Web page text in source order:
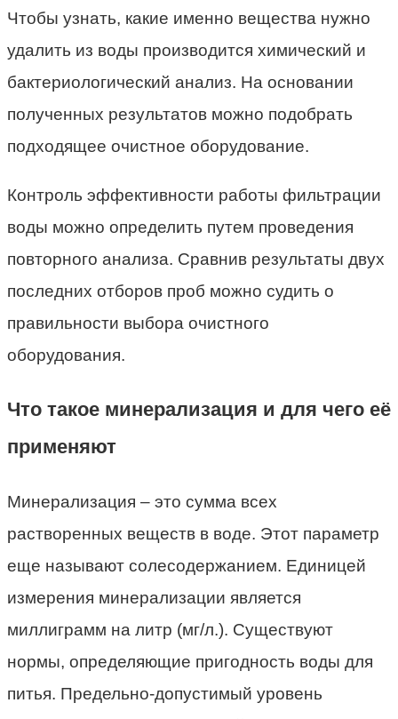
Чтобы узнать, какие именно вещества нужно
удалить из воды производится химический и
бактериологический анализ. На основании
полученных результатов можно подобрать
подходящее очистное оборудование.
Контроль эффективности работы фильтрации
воды можно определить путем проведения
повторного анализа. Сравнив результаты двух
последних отборов проб можно судить о
правильности выбора очистного
оборудования.
Что такое минерализация и для чего её
применяют
Минерализация – это сумма всех
растворенных веществ в воде. Этот параметр
еще называют солесодержанием. Единицей
измерения минерализации является
миллиграмм на литр (мг/л.). Существуют
нормы, определяющие пригодность воды для
питья. Предельно-допустимый уровень